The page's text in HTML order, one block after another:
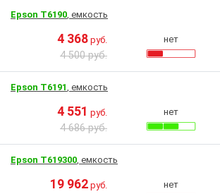
Epson T6190, емкость
4 368 руб.
4 500 руб.
нет
Epson T6191, емкость
4 551 руб.
4 686 руб.
нет
Epson T619300, емкость
19 962 руб. нет